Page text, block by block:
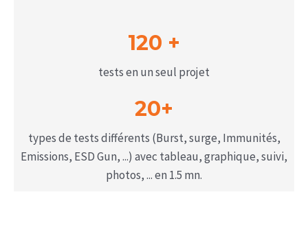
120 +
tests en un seul projet
20+
types de tests différents (Burst, surge, Immunités,
Emissions, ESD Gun, ...) avec tableau, graphique, suivi,
photos, ... en 1.5 mn.